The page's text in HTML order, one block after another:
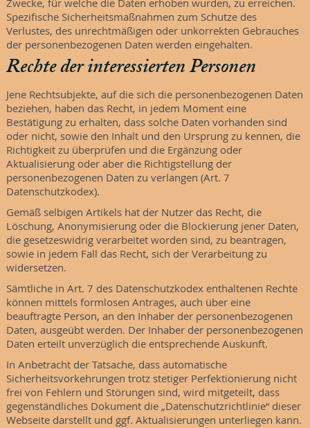
Zwecke, für welche die Daten erhoben wurden, zu erreichen.
Spezifische Sicherheitsmaßnahmen zum Schutze des
Verlustes, des unrechtmäßigen oder unkorrekten Gebrauches
der personenbezogenen Daten werden eingehalten.
Rechte der interessierten Personen
Jene Rechtsubjekte, auf die sich die personenbezogenen Daten
beziehen, haben das Recht, in jedem Moment eine
Bestätigung zu erhalten, dass solche Daten vorhanden sind
oder nicht, sowie den Inhalt und den Ursprung zu kennen, die
Richtigkeit zu überprüfen und die Ergänzung oder
Aktualisierung oder aber die Richtigstellung der
personenbezogenen Daten zu verlangen (Art. 7
Datenschutzkodex).
Gemäß selbigen Artikels hat der Nutzer das Recht, die
Löschung, Anonymisierung oder die Blockierung jener Daten,
die gesetzeswidrig verarbeitet worden sind, zu beantragen,
sowie in jedem Fall das Recht, sich der Verarbeitung zu
widersetzen.
Sämtliche in Art. 7 des Datenschutzkodex enthaltenen Rechte
können mittels formlosen Antrages, auch über eine
beauftragte Person, an den Inhaber der personenbezogenen
Daten, ausgeübt werden. Der Inhaber der personenbezogenen
Daten erteilt unverzüglich die entsprechende Auskunft.
In Anbetracht der Tatsache, dass automatische
Sicherheitsvorkehrungen trotz stetiger Perfektionierung nicht
frei von Fehlern und Störungen sind, wird mitgeteilt, dass
gegenständliches Dokument die „Datenschutzrichtlinie“ dieser
Webseite darstellt und ggf. Aktualisierungen unterliegen kann.